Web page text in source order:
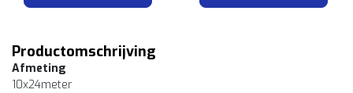
Productomschrijving
Afmeting
10x24meter